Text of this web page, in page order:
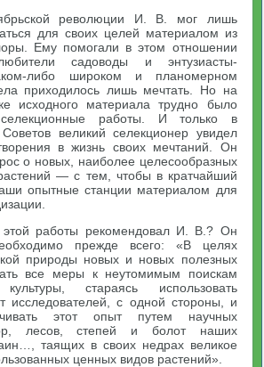
революции И. В. мог лишь
для своих целей материалом из
Ему помогали в этом отношении
садоводы и энтузиасты-
либо широком и планомерном
приходилось лишь мечтать. Но на
исходного материала трудно было
работы. И только в
великий селекционер увидел
в жизнь своих мечтаний. Он
о новых, наиболее целесообразных
— с тем, чтобы в кратчайший
опытные станции материалом для
работы рекомендовал И. В.? Он
прежде всего: «В целях
природы новых и новых полезных
все меры к неутомимым поискам
стараясь использовать
исследователей, с одной стороны, и
этот опыт путем научных
лесов, степей и болот наших
таящих в своих недрах великое
ценных видов растений».